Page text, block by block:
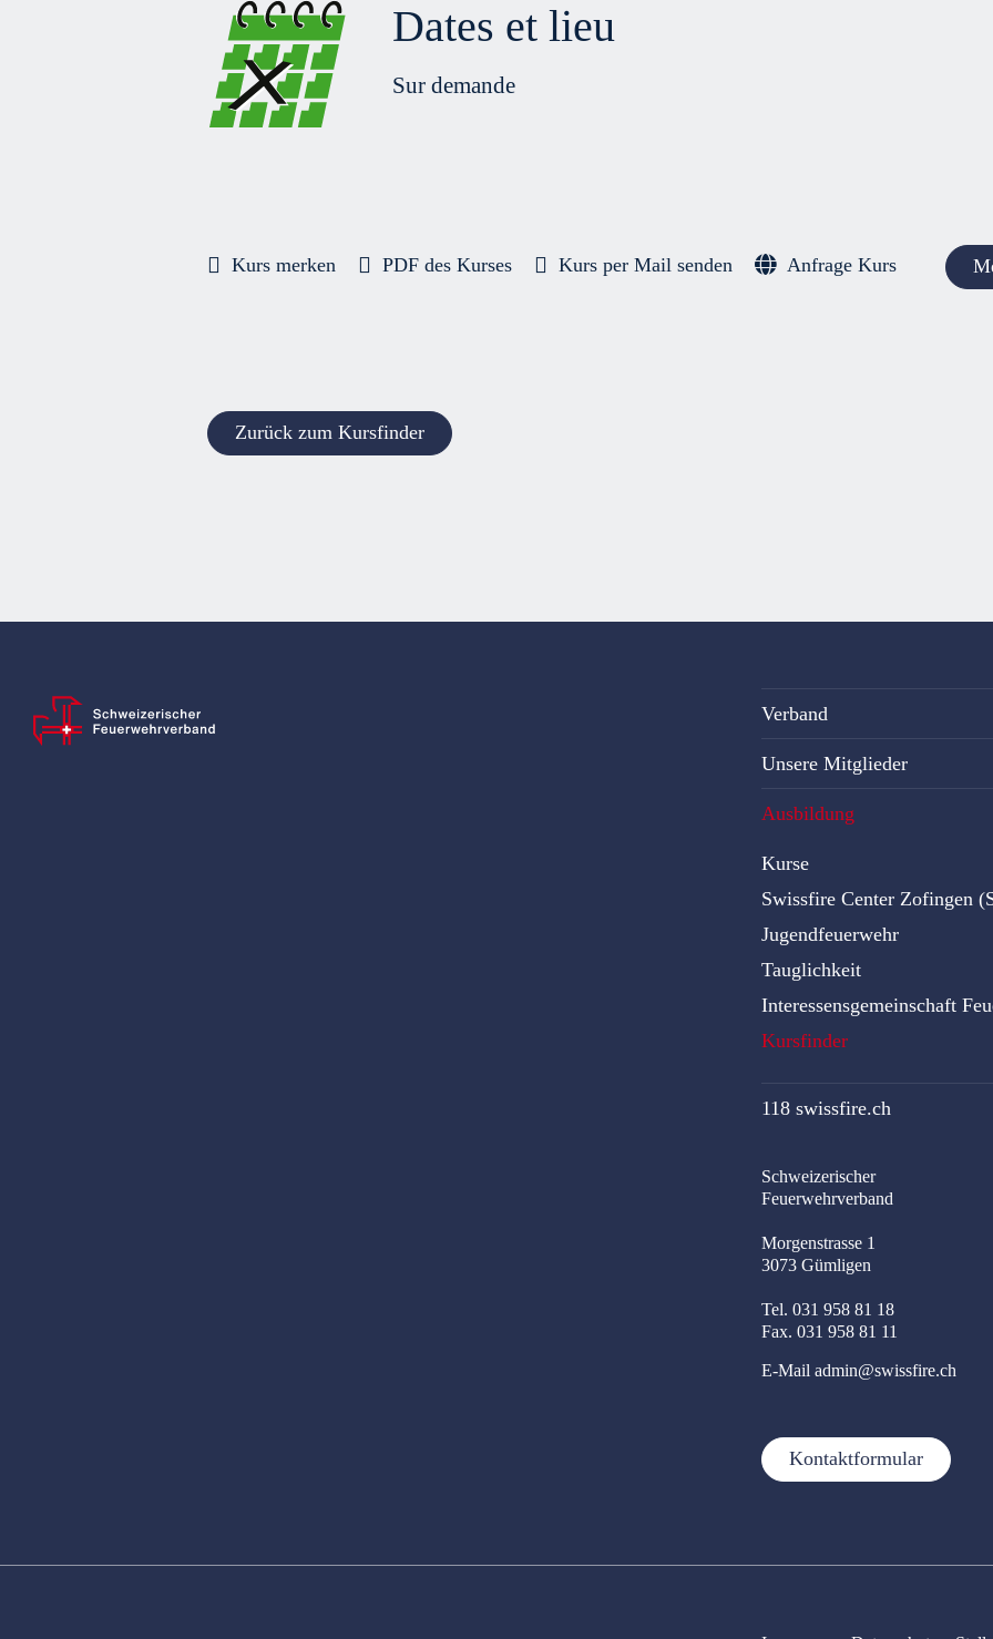
Dates et lieu
Sur demande
Kurs merken PDF des Kurses Kurs per Mail senden Anfrage Kurs
Zurück zum Kursfinder
Verband
Unsere Mitglieder
Ausbildung
Kurse
Swissfire Center Zofingen
Jugendfeuerwehr
Tauglichkeit
Interessensgemeinschaft
Kursfinder
118 swissfire.ch
Schweizerischer
Feuerwehrverband
Morgenstrasse 1
3073 Gümligen
Tel. 031 958 81 18
Fax. 031 958 81 11
E-Mail admin@swissfire.ch
Kontaktformular